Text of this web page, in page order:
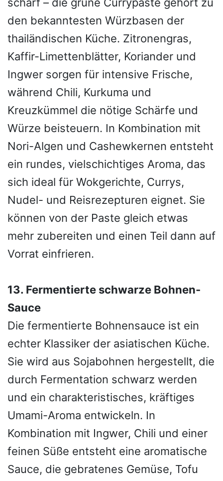
den bekanntesten Würzbasen der
thailändischen Küche. Zitronengras,
Kaffir-Limettenblätter, Koriander und
Ingwer sorgen für intensive Frische,
während Chili, Kurkuma und
Kreuzkümmel die nötige Schärfe und
Würze beisteuern. In Kombination mit
Nori-Algen und Cashewkernen entsteht
ein rundes, vielschichtiges Aroma, das
sich ideal für Wokgerichte, Currys,
Nudel- und Reisrezepturen eignet. Sie
können von der Paste gleich etwas
mehr zubereiten und einen Teil dann auf
Vorrat einfrieren.
13. Fermentierte schwarze Bohnen-
Sauce
Die fermentierte Bohnensauce ist ein
echter Klassiker der asiatischen Küche.
Sie wird aus Sojabohnen hergestellt, die
durch Fermentation schwarz werden
und ein charakteristisches, kräftiges
Umami-Aroma entwickeln. In
Kombination mit Ingwer, Chili und einer
feinen Süße entsteht eine aromatische
Sauce, die gebratenes Gemüse, Tofu